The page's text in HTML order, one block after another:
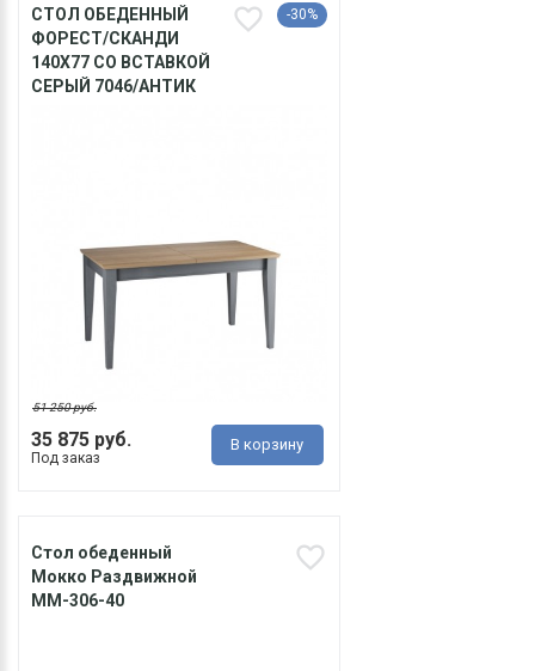
СТОЛ ОБЕДЕННЫЙ
ФОРЕСТ/СКАНДИ
140Х77 СО ВСТАВКОЙ
СЕРЫЙ 7046/АНТИК
-30%
35 875 руб.
51 250 руб.
Под заказ
В корзину
Стол обеденный
Мокко Раздвижной
ММ-306-40